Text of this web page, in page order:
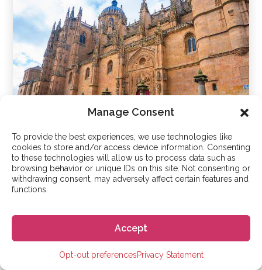
Manage Consent
To provide the best experiences, we use technologies like
cookies to store and/or access device information. Consenting
to these technologies will allow us to process data such as
browsing behavior or unique IDs on this site. Not consenting or
withdrawing consent, may adversely affect certain features and
functions.
Accept
Opt-out preferencesPrivacy Statement
サラマンカ